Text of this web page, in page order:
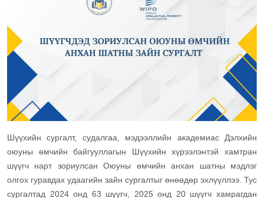
Шүүхийн сургалт, судалгаа, мэдээллийн академиас Дэлхийн
оюуны өмчийн байгууллагын Шүүхийн хүрээлэнтэй хамтран
шүүгч нарт зориулсан Оюуны өмчийн анхан шатны мэдлэг
олгох гуравдах удаагийн зайн сургалтыг өнөөдөр эхлүүллээ. Тус
сургалтад 2024 онд 63 шүүгч, 2025 онд 20 шүүгч хамрагдан